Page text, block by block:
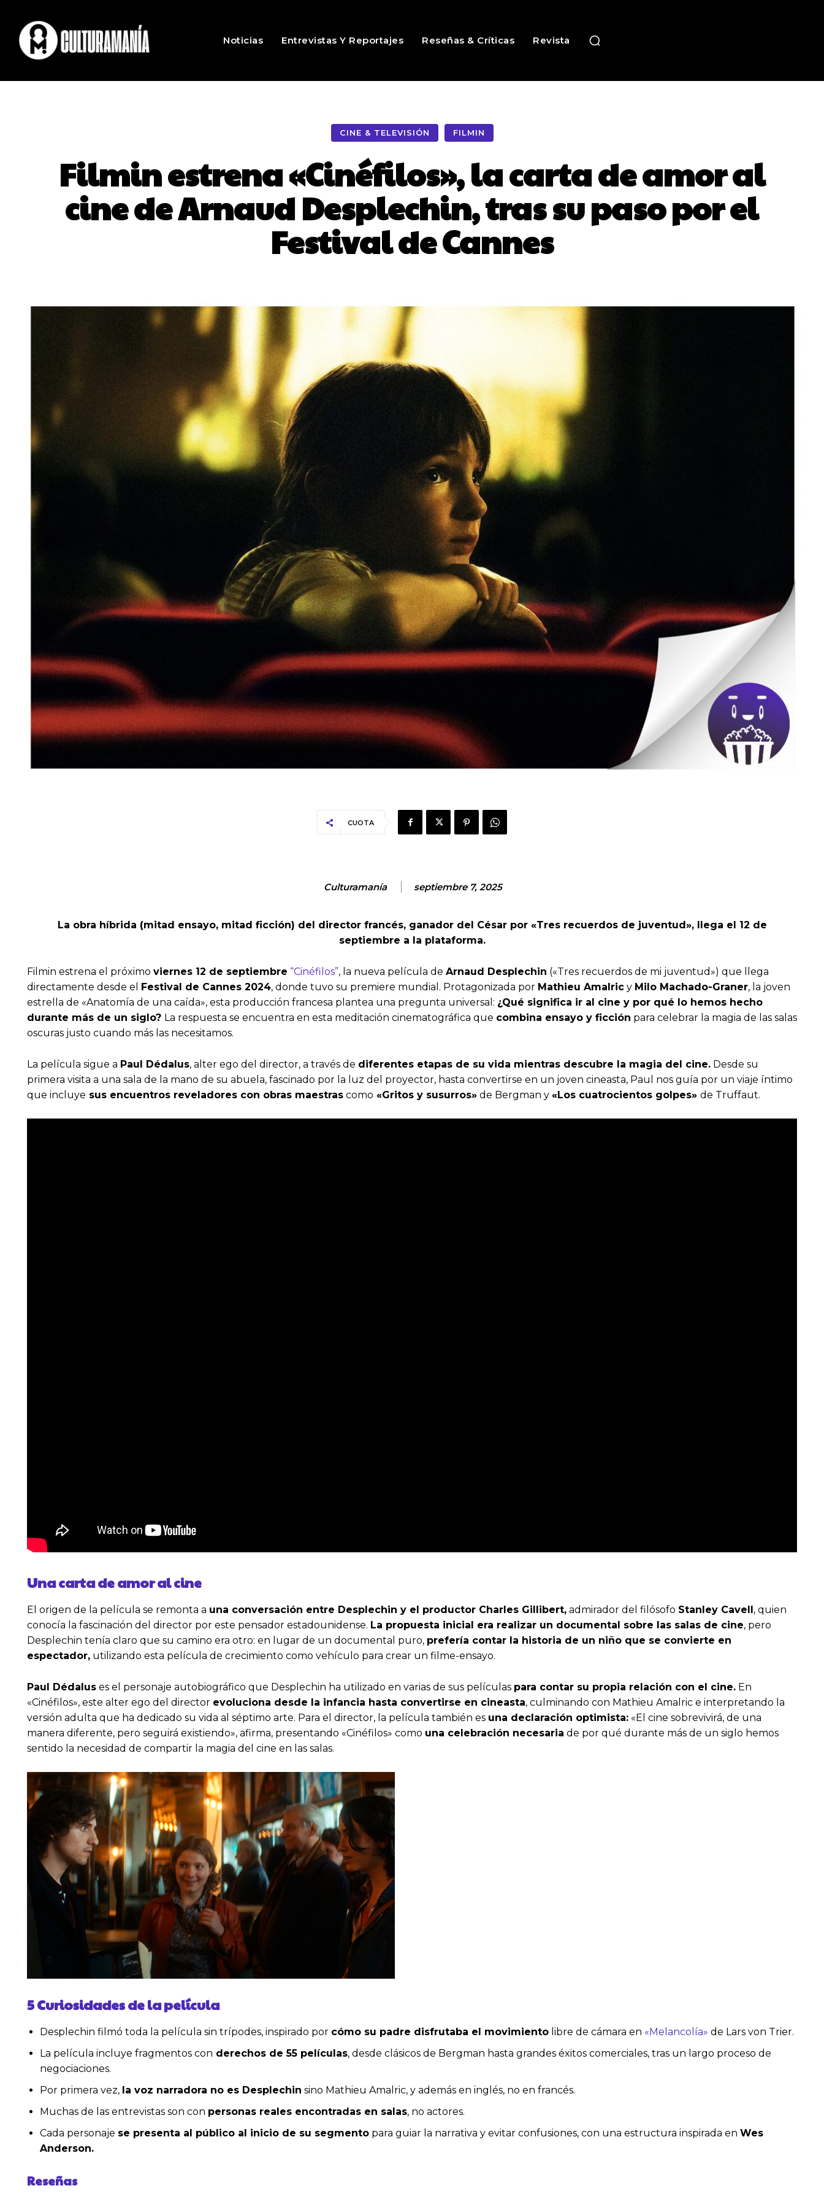
Noticias Entrevistas Y Reportajes Reseñas & Críticas Revista
CINE & TELEVISIÓN FILMIN
Filmin estrena «Cinéfilos», la carta de amor al
cine de Arnaud Desplechin, tras su paso por el
Festival de Cannes
CUOTA
Culturamanía septiembre 7, 2025
La obra híbrida (mitad ensayo, mitad ficción) del director francés, ganador del César por «Tres recuerdos de juventud», llega el 12 de
septiembre a la plataforma.
Filmin estrena el próximo viernes 12 de septiembre “Cinéfilos”, la nueva película de Arnaud Desplechin («Tres recuerdos de mi juventud») que llega
directamente desde el Festival de Cannes 2024, donde tuvo su premiere mundial. Protagonizada por Mathieu Amalric y Milo Machado-Graner, la joven
estrella de «Anatomía de una caída», esta producción francesa plantea una pregunta universal: ¿Qué significa ir al cine y por qué lo hemos hecho
durante más de un siglo? La respuesta se encuentra en esta meditación cinematográfica que combina ensayo y ficción para celebrar la magia de las salas
oscuras justo cuando más las necesitamos.
La película sigue a Paul Dédalus, alter ego del director, a través de diferentes etapas de su vida mientras descubre la magia del cine. Desde su
primera visita a una sala de la mano de su abuela, fascinado por la luz del proyector, hasta convertirse en un joven cineasta, Paul nos guía por un viaje íntimo
que incluye sus encuentros reveladores con obras maestras como «Gritos y susurros» de Bergman y «Los cuatrocientos golpes» de Truffaut.
Una carta de amor al cine
El origen de la película se remonta a una conversación entre Desplechin y el productor Charles Gillibert, admirador del filósofo Stanley Cavell, quien
conocía la fascinación del director por este pensador estadounidense. La propuesta inicial era realizar un documental sobre las salas de cine, pero
Desplechin tenía claro que su camino era otro: en lugar de un documental puro, prefería contar la historia de un niño que se convierte en
espectador, utilizando esta película de crecimiento como vehículo para crear un filme-ensayo.
Paul Dédalus es el personaje autobiográfico que Desplechin ha utilizado en varias de sus películas para contar su propia relación con el cine. En
«Cinéfilos», este alter ego del director evoluciona desde la infancia hasta convertirse en cineasta, culminando con Mathieu Amalric e interpretando la
versión adulta que ha dedicado su vida al séptimo arte. Para el director, la película también es una declaración optimista: «El cine sobrevivirá, de una
manera diferente, pero seguirá existiendo», afirma, presentando «Cinéfilos» como una celebración necesaria de por qué durante más de un siglo hemos
sentido la necesidad de compartir la magia del cine en las salas.
5 Curiosidades de la película
Desplechin filmó toda la película sin trípodes, inspirado por cómo su padre disfrutaba el movimiento libre de cámara en «Melancolía» de Lars von Trier.
La película incluye fragmentos con derechos de 55 películas, desde clásicos de Bergman hasta grandes éxitos comerciales, tras un largo proceso de
negociaciones.
Por primera vez, la voz narradora no es Desplechin sino Mathieu Amalric, y además en inglés, no en francés.
Muchas de las entrevistas son con personas reales encontradas en salas, no actores.
Cada personaje se presenta al público al inicio de su segmento para guiar la narrativa y evitar confusiones, con una estructura inspirada en Wes
Anderson.
Reseñas